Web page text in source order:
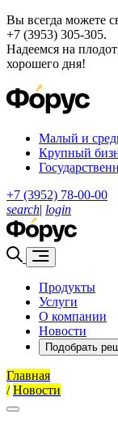
Вы всегда можете
+7 (3953) 305-305.
Надеемся на
хорошего дня!
Малый и
Крупный
+7 (3952) 78-00-00
search| login
Продукты
Услуги
О компании
Новости
Подобрать
Главная
/ Новости